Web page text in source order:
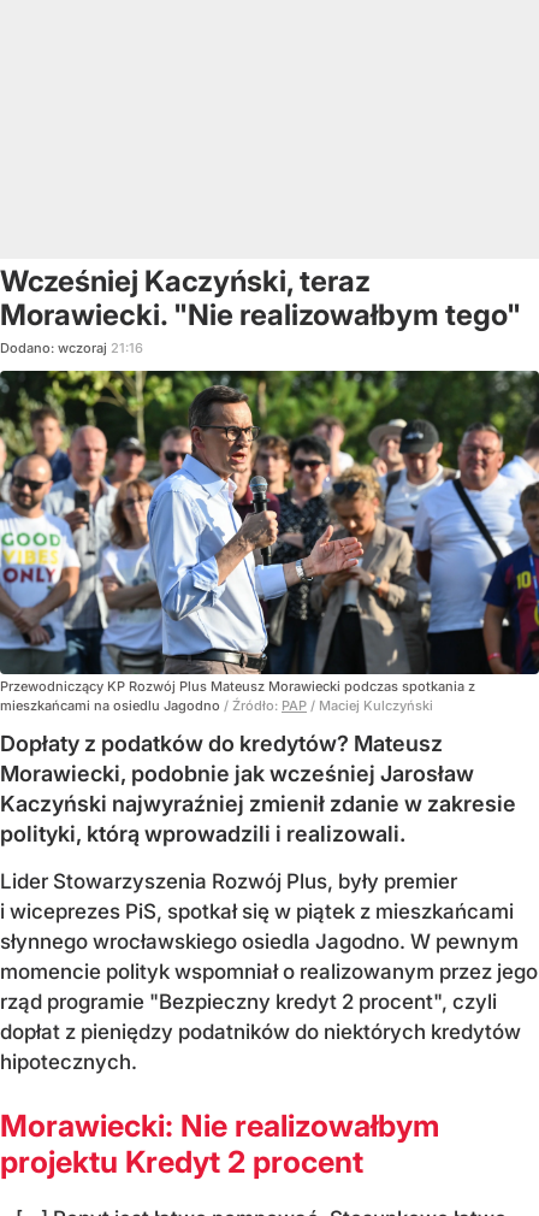
Wcześniej Kaczyński, teraz
Morawiecki. "Nie realizowałbym tego"
Dodano: wczoraj 21:16
Przewodniczący KP Rozwój Plus Mateusz Morawiecki podczas spotkania z
mieszkańcami na osiedlu Jagodno / Źródło: PAP / Maciej Kulczyński
Dopłaty z podatków do kredytów? Mateusz
Morawiecki, podobnie jak wcześniej Jarosław
Kaczyński najwyraźniej zmienił zdanie w zakresie
polityki, którą wprowadzili i realizowali.
Lider Stowarzyszenia Rozwój Plus, były premier
i wiceprezes PiS, spotkał się w piątek z mieszkańcami
słynnego wrocławskiego osiedla Jagodno. W pewnym
momencie polityk wspomniał o realizowanym przez jego
rząd programie "Bezpieczny kredyt 2 procent", czyli
dopłat z pieniędzy podatników do niektórych kredytów
hipotecznych.
Morawiecki: Nie realizowałbym
projektu Kredyt 2 procent